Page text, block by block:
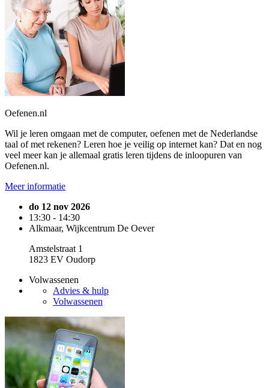
Oefenen.nl
Wil je leren omgaan met de computer, oefenen met de Nederlandse
taal of met rekenen? Leren hoe je veilig op internet kan? Dat en nog
veel meer kan je allemaal gratis leren tijdens de inloopuren van
Oefenen.nl.
Meer informatie
do 12 nov 2026
13:30 - 14:30
Alkmaar, Wijkcentrum De Oever
Amstelstraat 1
1823 EV Oudorp
Volwassenen
Advies & hulp
Volwassenen